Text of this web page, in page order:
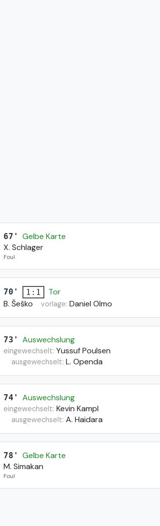
67'
Gelbe Karte
X. Schlager
Foul
70' 1:1
Tor
B. Šeško
vorlage: Daniel Olmo
73' Auswechslung
eingewechselt: Yussuf Poulsen
ausgewechselt: L. Openda
74' Auswechslung
eingewechselt: Kevin Kampl
ausgewechselt: A. Haidara
78'
Gelbe Karte
M. Simakan
Foul